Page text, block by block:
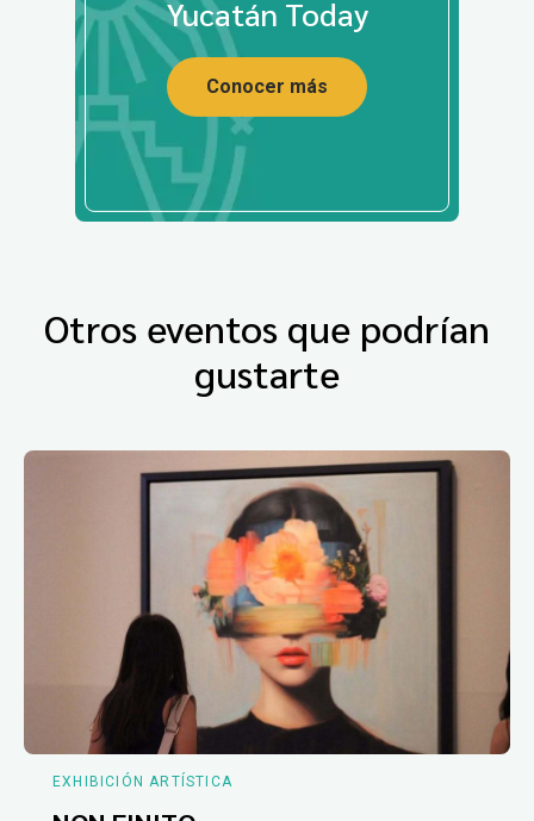
Yucatán Today
Conocer más
Otros eventos que podrían
gustarte
EXHIBICIÓN ARTÍSTICA